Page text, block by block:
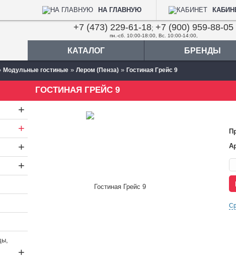
НА ГЛАВНУЮ
+7 (473) 229-61-18; +7 (900) 959-88-05
пн.-сб. 10:00-18:00, Вс. 10:00-14:00,
КАТАЛОГ БРЕНДЫ
Модульные гостиные » Лером (Пенза) » Гостиная Грейс 9
+
+
+
+
+
ГОСТИНАЯ ГРЕЙС 9